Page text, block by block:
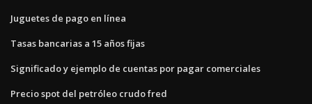
Juguetes de pago en línea
Tasas bancarias a 15 años fijas
Significado y ejemplo de cuentas por pagar comerciales
Precio spot del petróleo crudo fred